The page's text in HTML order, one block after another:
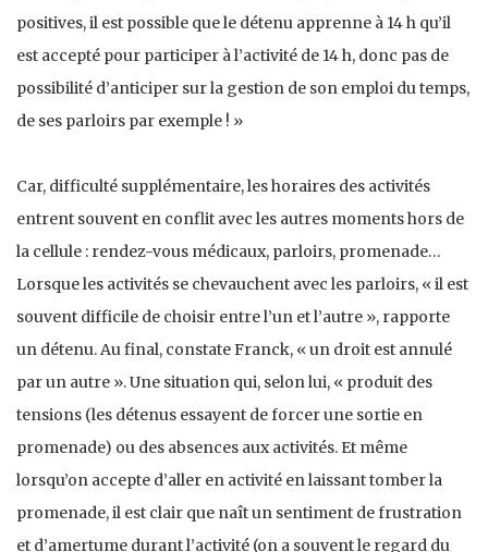
positives, il est possible que le détenu apprenne à 14 h qu’il
est accepté pour participer à l’activité de 14 h, donc pas de
possibilité d’anticiper sur la gestion de son emploi du temps,
de ses parloirs par exemple ! »
Car, difficulté supplémentaire, les horaires des activités
entrent souvent en conflit avec les autres moments hors de
la cellule : rendez-vous médicaux, parloirs, promenade…
Lorsque les activités se chevauchent avec les parloirs, « il est
souvent difficile de choisir entre l’un et l’autre », rapporte
un détenu. Au final, constate Franck, « un droit est annulé
par un autre ». Une situation qui, selon lui, « produit des
tensions (les détenus essayent de forcer une sortie en
promenade) ou des absences aux activités. Et même
lorsqu’on accepte d’aller en activité en laissant tomber la
promenade, il est clair que naît un sentiment de frustration
et d’amertume durant l’activité (on a souvent le regard du